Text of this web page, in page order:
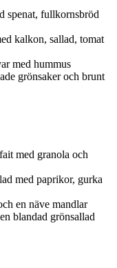
spenat, fullkornsbröd
kalkon, sallad, tomat
med hummus
grönsaker och brunt
med granola och
med paprikor, gurka
en näve mandlar
blandad grönsallad